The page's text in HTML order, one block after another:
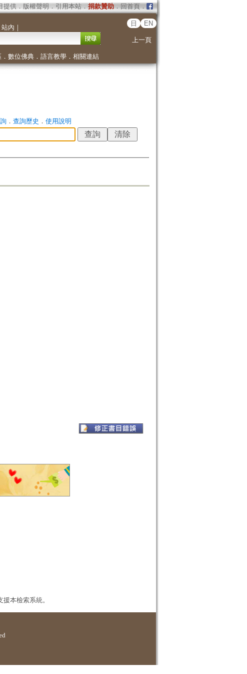
提供． 版權聲明 ． 引用本站． 捐款贊助．回首頁．
站內 ｜
日 EN
上一頁
． 數位佛典． 語言教學． 相關連結
． 查詢歷史 ． 使用說明
本檢索系統。